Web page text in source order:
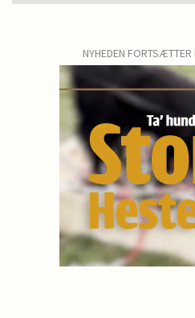
NYHEDEN FORTSÆTTER